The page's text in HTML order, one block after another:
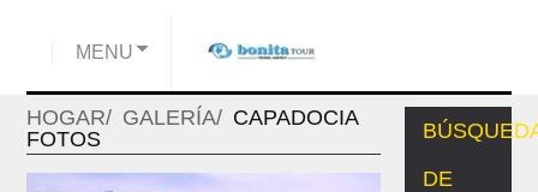
MENU
HOGAR GALERÍA
CAPADOCIA
FOTOS
DE